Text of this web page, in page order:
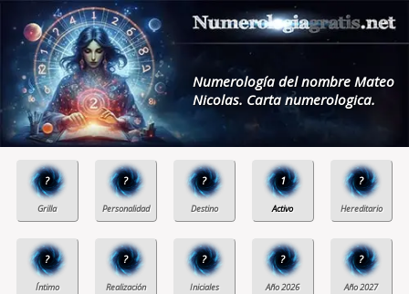
Numerología del nombre Mateo
Nicolas. Carta numerologica.
? ? ? 1 ?
? ? ? ? ?